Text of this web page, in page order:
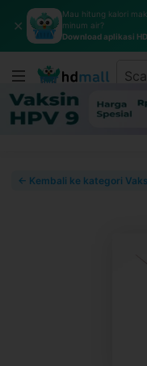
✕
Mau hitung kalori
minum air?
Download aplikasi
← Kembali ke kategori